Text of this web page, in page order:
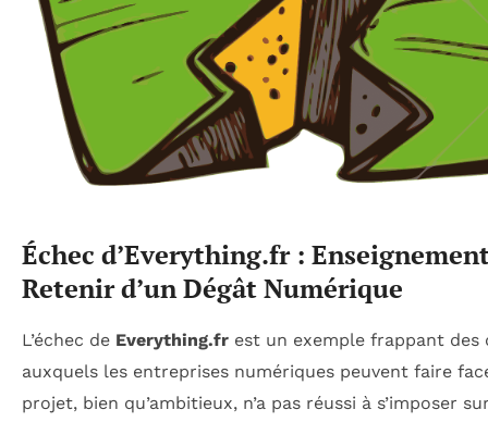
Échec d’Everything.fr :
Retenir d’un Dégât Numérique
L’échec de Everything.fr est un exemple frappant des
auxquels les entreprises numériques peuvent faire
projet, bien qu’ambitieux, n’a pas réussi à s’imposer